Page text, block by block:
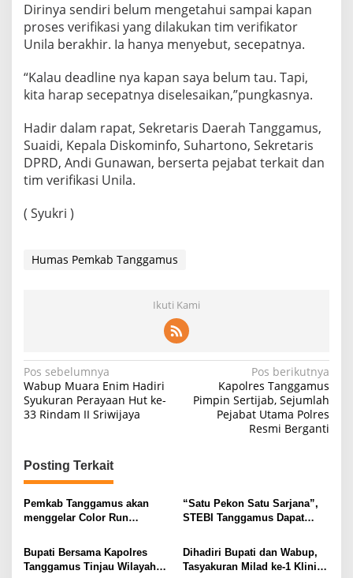
Dirinya sendiri belum mengetahui sampai kapan
proses verifikasi yang dilakukan tim verifikator
Unila berakhir. Ia hanya menyebut, secepatnya.
“Kalau deadline nya kapan saya belum tau. Tapi,
kita harap secepatnya diselesaikan,”pungkasnya.
Hadir dalam rapat, Sekretaris Daerah Tanggamus,
Suaidi, Kepala Diskominfo, Suhartono, Sekretaris
DPRD, Andi Gunawan, berserta pejabat terkait dan
tim verifikasi Unila.
( Syukri )
Humas Pemkab Tanggamus
Ikuti Kami
Navigasi
pos
Pos sebelumnya
Wabup Muara Enim Hadiri
Syukuran Perayaan Hut ke-
33 Rindam II Sriwijaya
Pos berikutnya
Kapolres Tanggamus
Pimpin Sertijab, Sejumlah
Pejabat Utama Polres
Resmi Berganti
Posting Terkait
Pemkab Tanggamus akan
menggelar Color Run
“Tanggamus Bersih Sehat
Dan Tertata”
“Satu Pekon Satu Sarjana”,
STEBI Tanggamus Dapat
Saleh Asnawi
Bupati Bersama Kapolres
Tanggamus Tinjau Wilayah
Dihadiri Bupati dan Wabup,
Tasyakuran Milad ke-1 Klinik